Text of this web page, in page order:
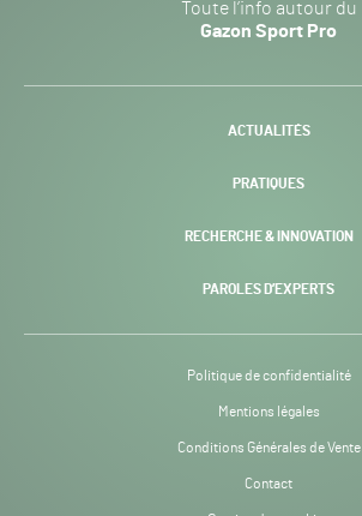
Sport
Pro
-
Toute l’info autour du
Gazon Sport Pro
ACTUALITÉS
PRATIQUES
RECHERCHE & INNOVATION
PAROLES D’EXPERTS
Politique de confidentialité
Mentions légales
Conditions Générales de Vente
Contact